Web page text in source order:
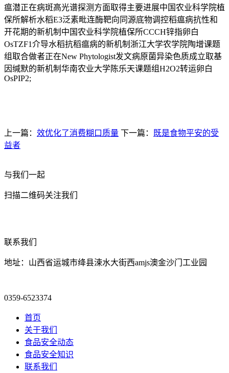
瘟潜正在病斑高光谱探测方面取得主要进展中国农业科学院植
保所解析水稻E3泛素毗连酶靶向同源底物调控稻瘟病抗性和
开花期的新机制中国农业科学院植保所CCCH锌指卵白
OsTZF1介导水稻抗稻瘟病的新机制浙江大学农学院陶增课题
组取合做者正在New Phytologist发文病原菌异染色质成立取基
因缄默的新机制华南农业大学陈乐天课题组H2O2转运卵白
OsPIP2;
上一篇： 效优化了消费糊口质量 下一篇：
既是食物平安的受
益者
与我们一起
扫描二维码关注我们
联系我们
地址：山西省运城市绛县涑水大街西amjs澳金沙门工业园
0359-6523374
首页
关于我们
食品安全动态
食品安全知识
联系我们